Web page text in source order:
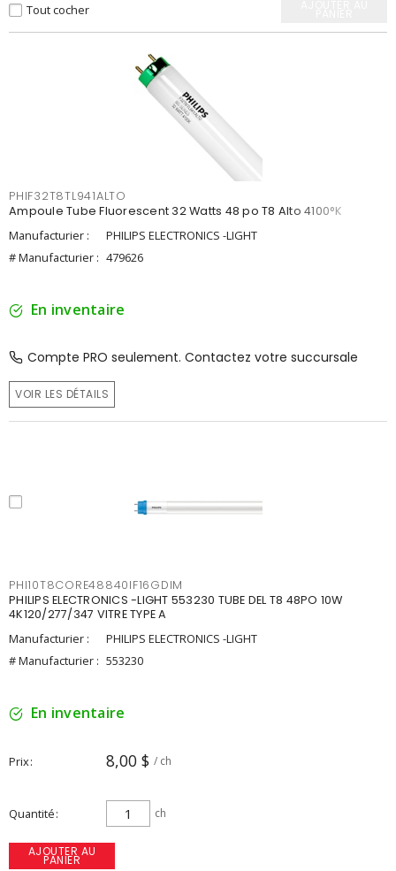
Tout cocher
PHIF32T8TL941ALTO
Ampoule Tube Fluorescent 32 Watts 48 po T8 Alto 4100°K
Manufacturier :
PHILIPS ELECTRONICS -LIGHT
# Manufacturier : 479626
En inventaire
Compte PRO seulement. Contactez votre succursale
VOIR LES DÉTAILS
PHI10T8CORE48840IF16GDIM
PHILIPS ELECTRONICS -LIGHT 553230 TUBE DEL T8 48PO 10W
4K120/277/347 VITRE TYPE A
Manufacturier :
PHILIPS ELECTRONICS -LIGHT
# Manufacturier : 553230
En inventaire
Prix 8,00 $ / ch
Quantité ch
AJOUTER AU
PANIER